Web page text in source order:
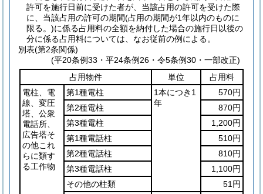
許可を施行日前に受けた者が、当該占用の許可を受けた際
に、当該占用の許可の期間(占用の期間が1年以内のものに
限る。)に係る占用料の全額を納付した場合の施行日以後の
分に係る占用料については、なお従前の例による。
別表(第2条関係)
(平20条例33・平24条例26・令5条例30・一部改正)
占用物件
単位
占用料
電柱、電
線、変圧
塔、公衆
電話所、
広告塔そ
の他これ
らに類す
る工作物
第1種電柱
1本につき1
年
570円
第2種電柱
870円
第3種電柱
1,200円
第1種電話柱
510円
第2種電話柱
810円
第3種電話柱
1,100円
その他の柱類
51円